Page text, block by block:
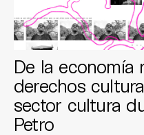
De la economía
derechos
sector cultura
Petro